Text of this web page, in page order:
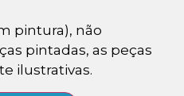
pintura), não
pintadas, as peças
ilustrativas.